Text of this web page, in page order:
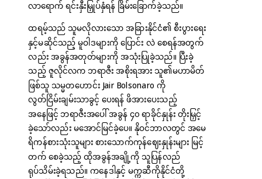
လာရောက် ရင်းနှီးမြှုပ်နှံရန် ခြိမ်းခြောက်ခဲ့သည်။
ထရမ့်သည် သူမလိုလားသော အခြားနိုင်ငံ၏ စီးပွားရေး
နှင့်မဆိုင်သည့် မူဝါဒများကို ပြောင်း လဲ စေရန်အတွက်
လည်း အခွန်အတုတ်များကို အသုံးပြုခဲ့သည်။ ပြီးခဲ့
သည့် ဇူလိုင်လက ဘရာဇီး အစိုးရအား သူ၏မဟာမိတ်
ဖြစ်သူ သမ္မတဟောင်း Jair Bolsonaro ကို
လွတ်ငြိမ်းချမ်းသာခွင့် ပေးရန် ဖိအားပေးသည့်
အနေဖြင့် ဘရာဇီးအပေါ် အခွန် ၄၀ ရာခိုင်နှုန်း တိုးမြှင့်
ခဲ့သော်လည်း မအောင်မြင်ခဲ့ပေ။ နိုဝင်ဘာလတွင် အမေ
ရိကန်စားသုံးသူများ စားသောက်ကုန်ဈေးနှုန်းများ မြင့်
တက် စေခဲ့သည့် ထိုအခွန်အချို့ကို သူပြန်လည်
ရုပ်သိမ်းခဲ့ရသည်။ ကနေဒါနှင့် မက္ကဆီကိုနိုင်ငံတို့